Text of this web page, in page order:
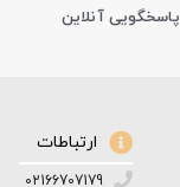
پاسخگویی آنلاین
ارتباطات
02166707179